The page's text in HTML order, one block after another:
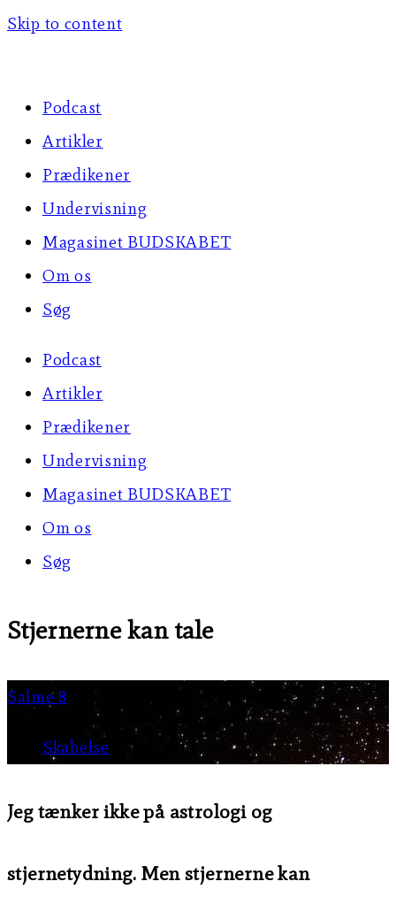
Skip to content
Podcast
Artikler
Prædikener
Undervisning
Magasinet BUDSKABET
Om os
Søg
Podcast
Artikler
Prædikener
Undervisning
Magasinet BUDSKABET
Om os
Søg
Stjernerne kan tale
Salme 8
Skabelse
Jeg tænker ikke på astrologi og
stjernetydning. Men stjernerne kan